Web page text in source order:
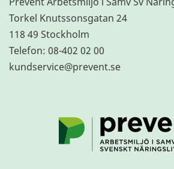
Torkel Knutssonsgatan 24
118 49 Stockholm
Telefon: 08-402 02 00
kundservice@prevent.se